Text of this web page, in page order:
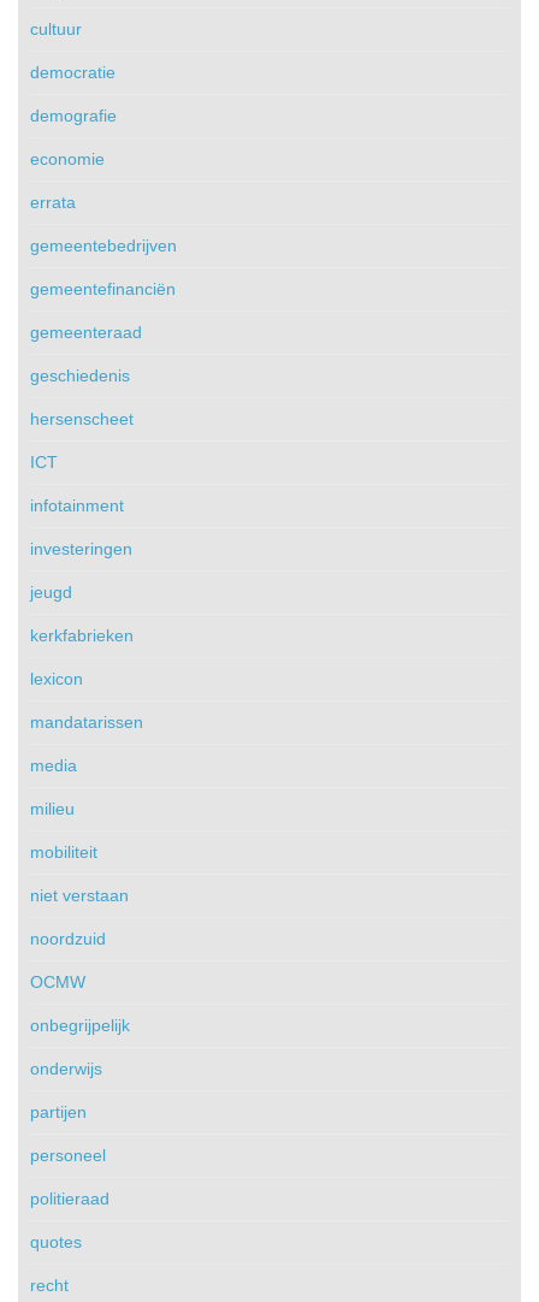
cultuur
democratie
demografie
economie
errata
gemeentebedrijven
gemeentefinanciën
gemeenteraad
geschiedenis
hersenscheet
ICT
infotainment
investeringen
jeugd
kerkfabrieken
lexicon
mandatarissen
media
milieu
mobiliteit
niet verstaan
noordzuid
OCMW
onbegrijpelijk
onderwijs
partijen
personeel
politieraad
quotes
recht